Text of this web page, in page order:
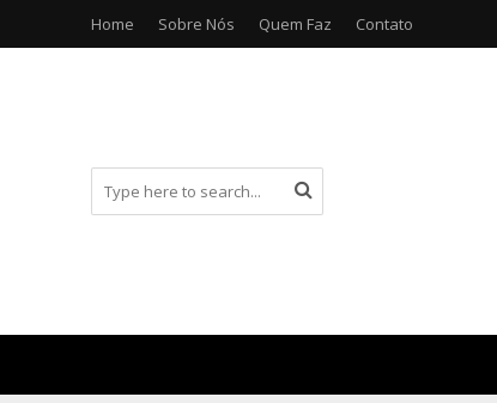
Home Sobre Nós Quem Faz Contato